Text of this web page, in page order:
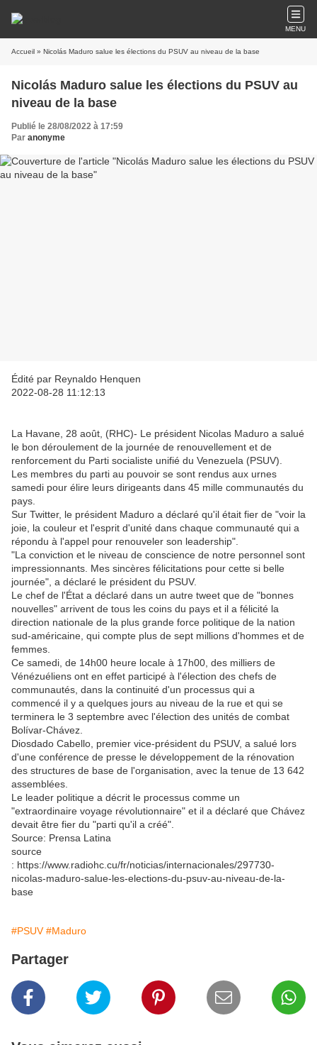
MENU
Accueil » Nicolás Maduro salue les élections du PSUV au niveau de la base
Nicolás Maduro salue les élections du PSUV au
niveau de la base
Publié le 28/08/2022 à 17:59
Par anonyme
Édité par Reynaldo Henquen
2022-08-28 11:12:13
La Havane, 28 août, (RHC)- Le président Nicolas Maduro a salué
le bon déroulement de la journée de renouvellement et de
renforcement du Parti socialiste unifié du Venezuela (PSUV).
Les membres du parti au pouvoir se sont rendus aux urnes
samedi pour élire leurs dirigeants dans 45 mille communautés du
pays.
Sur Twitter, le président Maduro a déclaré qu'il était fier de "voir la
joie, la couleur et l'esprit d'unité dans chaque communauté qui a
répondu à l'appel pour renouveler son leadership".
"La conviction et le niveau de conscience de notre personnel sont
impressionnants. Mes sincères félicitations pour cette si belle
journée", a déclaré le président du PSUV.
Le chef de l'État a déclaré dans un autre tweet que de "bonnes
nouvelles" arrivent de tous les coins du pays et il a félicité la
direction nationale de la plus grande force politique de la nation
sud-américaine, qui compte plus de sept millions d'hommes et de
femmes.
Ce samedi, de 14h00 heure locale à 17h00, des milliers de
Vénézuéliens ont en effet participé à l'élection des chefs de
communautés, dans la continuité d'un processus qui a
commencé il y a quelques jours au niveau de la rue et qui se
terminera le 3 septembre avec l'élection des unités de combat
Bolívar-Chávez.
Diosdado Cabello, premier vice-président du PSUV, a salué lors
d'une conférence de presse le développement de la rénovation
des structures de base de l'organisation, avec la tenue de 13 642
assemblées.
Le leader politique a décrit le processus comme un
"extraordinaire voyage révolutionnaire" et il a déclaré que Chávez
devait être fier du "parti qu'il a créé".
Source: Prensa Latina
source
: https://www.radiohc.cu/fr/noticias/internacionales/297730-
nicolas-maduro-salue-les-elections-du-psuv-au-niveau-de-la-
base
#PSUV #Maduro
Partager